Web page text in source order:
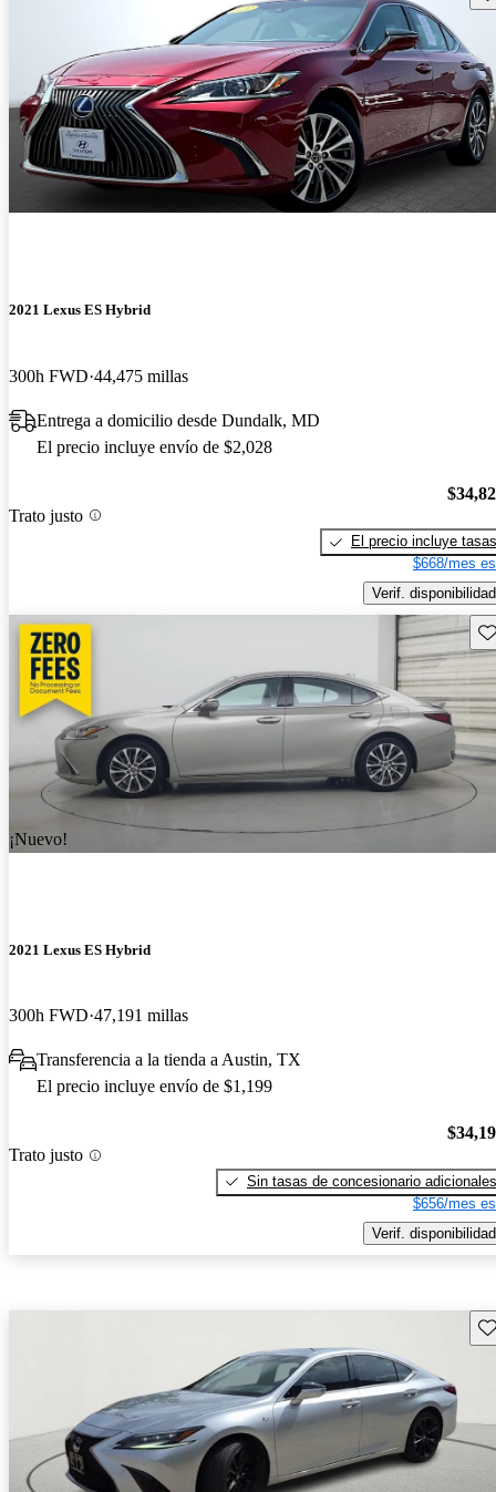
2021 Lexus ES Hybrid
300h FWD 44,475 millas
Entrega a domicilio desde Dundalk, MD
El precio incluye envío de $2,028
Trato justo
El precio incluye tasas
$668/mes
Verif. disponibilidad
¡Nuevo!
2021 Lexus ES Hybrid
300h FWD 47,191 millas
Transferencia a la tienda a Austin, TX
El precio incluye envío de $1,199
Trato justo
Sin tasas de concesionario adicionales
$656/mes
Verif. disponibilidad